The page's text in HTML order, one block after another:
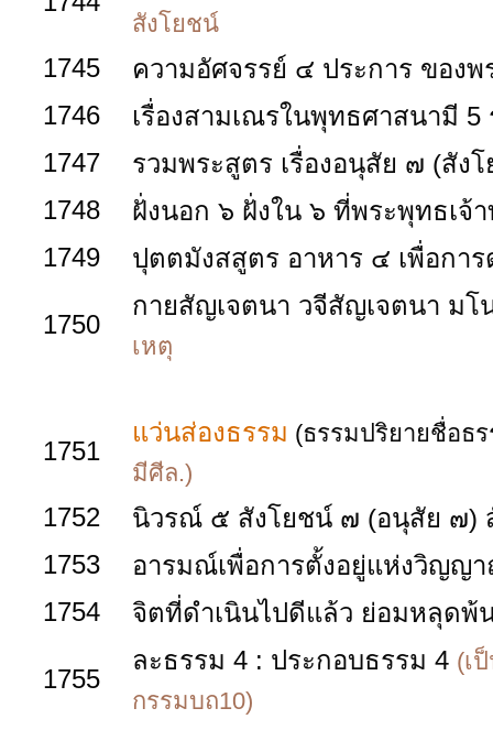
สังโยชน์
1745
ความอัศจรรย์ ๔ ประการ ของ
1746
เรื่องสามเณรในพุทธศาสนามี
1747
รวมพระสูตร เรื่องอนุสัย ๗ (สั
1748
ฝั่งนอก ๖ ฝั่งใน ๖ ที่พระพุทธเจ้
1749
ปุตตมังสสูตร อาหาร ๔ เพื่อกา
1750
กายสัญเจตนา วจีสัญเจตนา มโ
เหตุ
1751
แว่นส่องธรรม (ธรรมปริยายชื่อธ
มีศีล.)
1752
นิวรณ์ ๕ สังโยชน์ ๗ (อนุสัย ๗)
1753
อารมณ์เพื่อการตั้งอยู่แห่งวิญญ
1754
จิตที่ดำเนินไปดีแล้ว ย่อมหลุดพ้
1755
ละธรรม 4 : ประกอบธรรม 4 (เ
กรรมบถ10)